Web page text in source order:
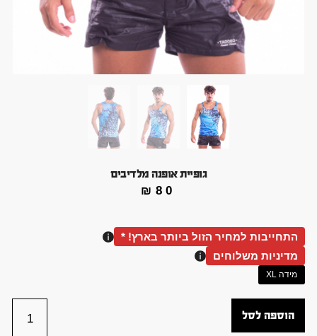
גופיית אופנה מלדיבים
₪ 80
התחייבות למחיר הזול ביותר בארץ! *
מדיניות משלוחים
מידה XL
הוספה לסל